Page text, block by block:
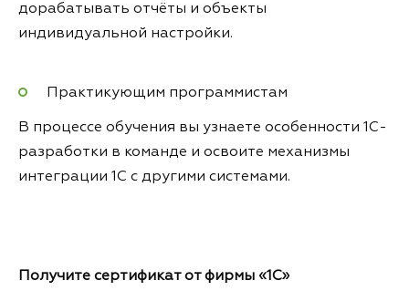
дорабатывать отчёты и объекты
индивидуальной настройки.
Практикующим программистам
В процессе обучения вы узнаете особенности 1С-
разработки в команде и освоите механизмы
интеграции 1С с другими системами.
Получите сертификат от фирмы «1С»